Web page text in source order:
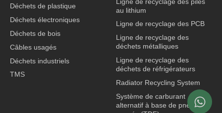
Déchets de plastique
Déchets électroniques
Déchets de bois
Câbles usagés
Déchets industriels
TMS
au lithium
Ligne de recyclage des PCB
Ligne de recyclage des
déchets métalliques
Ligne de recyclage des
déchets de réfrigérateurs
Radiator Recycling System
Système de carburant
alternatif à base de pneus